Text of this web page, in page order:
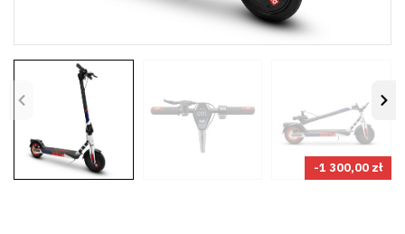
-1 300,00 zł
Poprzedni